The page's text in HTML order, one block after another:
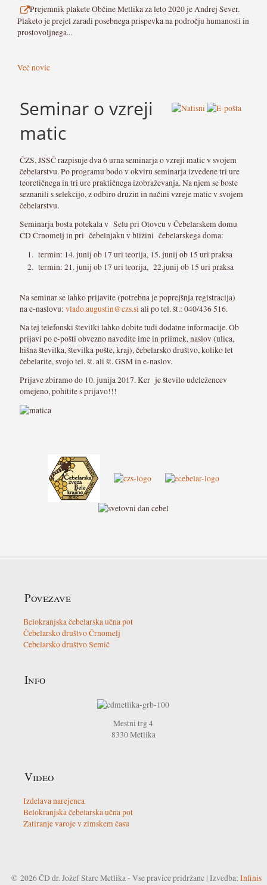
Prejemnik plakete Občine Metlika za leto 2020 je Andrej Sever.
Plaketo je prejel zaradi posebnega prispevka na področju humanosti in
prostovoljnega...
Več novic
Seminar o vzreji
matic
ČZS, JSSČ razpisuje dva 6 urna seminarja o vzreji matic v svojem
čebelarstvu. Po programu bodo v okviru seminarja izvedene tri ure
teoretičnega in tri ure praktičnega izobraževanja. Na njem se boste
seznanili s selekcijo, z odbiro družin in načini vzreje matic v svojem
čebelarstvu.
Seminarja bosta potekala v Selu pri Otovcu v Čebelarskem domu
ČD Črnomelj in pri čebelnjaku v bližini čebelarskega doma:
termin: 14. junij ob 17 uri teorija, 15. junij ob 15 uri praksa
termin: 21. junij ob 17 uri teorija, 22.junij ob 15 uri praksa
Na seminar se lahko prijavite (potrebna je poprejšnja registracija)
na e-naslovu: vlado.augustin@czs.si ali po tel. št.: 040/436 516.
Na tej telefonski številki lahko dobite tudi dodatne informacije. Ob
prijavi po e-pošti obvezno navedite ime in priimek, naslov (ulica,
hišna številka, številka pošte, kraj), čebelarsko društvo, koliko let
čebelarite, svojo tel. št. ali št. GSM in e-naslov.
Prijave zbiramo do 10. junija 2017. Ker je število udeležencev
omejeno, pohitite s prijavo!!!
Povezave
Belokranjska čebelarska učna pot
Čebelarsko društvo Črnomelj
Čebelarsko društvo Semič
Info
Mestni trg 4
8330Metlika
Video
Izdelava narejenca
Belokranjska čebelarska učna pot
Zatiranje varoje v zimskem času
© 2026 ČD dr. Jožef Starc Metlika - Vse pravice pridržane | Izvedba: Infinis